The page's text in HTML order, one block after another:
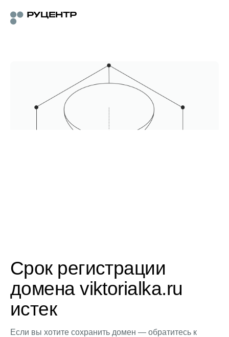
Срок регистрации
домена viktorialka.ru
истек
Если вы хотите сохранить домен — обратитесь к